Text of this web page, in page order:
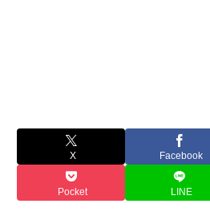
X Facebook
Pocket LINE